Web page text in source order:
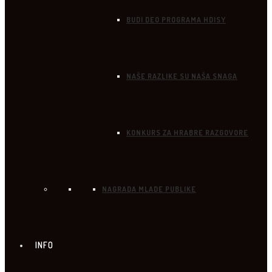
BUDI DEO PROGRAMA HDISY
NAŠE RAZLIKE SU NAŠA SNAGA
KONKURS ZA HRABRE RAZGOVORE
NAGRADA MLADE PUBLIKE
INFO